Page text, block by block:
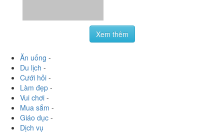
Xem thêm
Ăn uống -
Du lịch -
Cưới hỏi -
Làm đẹp -
Vui chơi -
Mua sắm -
Giáo dục -
Dịch vụ